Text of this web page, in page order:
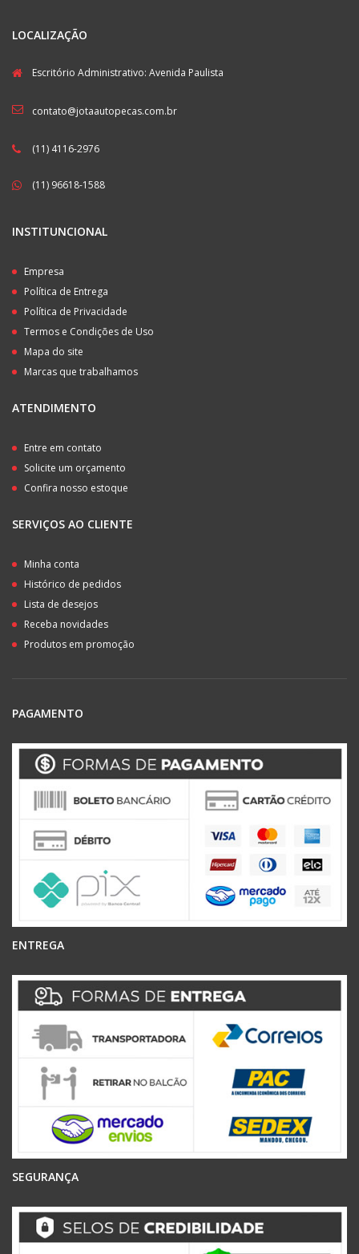
LOCALIZAÇÃO
Escritório Administrativo: Avenida Paulista
contato@jotaautopecas.com.br
(11) 4116-2976
(11) 96618-1588
INSTITUNCIONAL
Empresa
Política de Entrega
Política de Privacidade
Termos e Condições de Uso
Mapa do site
Marcas que trabalhamos
ATENDIMENTO
Entre em contato
Solicite um orçamento
Confira nosso estoque
SERVIÇOS AO CLIENTE
Minha conta
Histórico de pedidos
Lista de desejos
Receba novidades
Produtos em promoção
PAGAMENTO
ENTREGA
SEGURANÇA